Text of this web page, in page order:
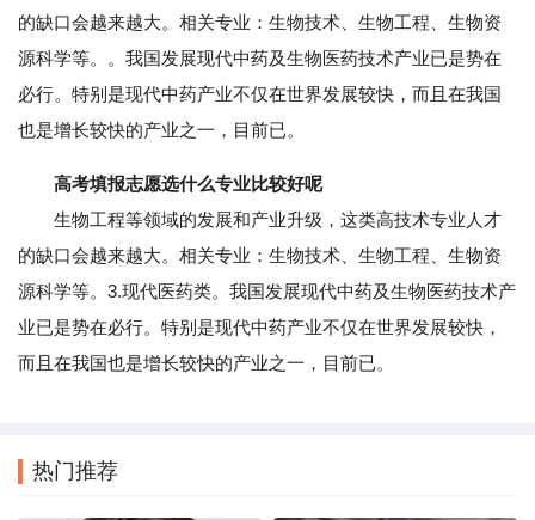
的缺口会越来越大。相关专业：生物技术、生物工程、生物资
源科学等。。我国发展现代中药及生物医药技术产业已是势在
必行。特别是现代中药产业不仅在世界发展较快，而且在我国
也是增长较快的产业之一，目前已。
高考填报志愿选什么专业比较好呢
生物工程等领域的发展和产业升级，这类高技术专业人才
的缺口会越来越大。相关专业：生物技术、生物工程、生物资
源科学等。3.现代医药类。我国发展现代中药及生物医药技术产
业已是势在必行。特别是现代中药产业不仅在世界发展较快，
而且在我国也是增长较快的产业之一，目前已。
热门推荐